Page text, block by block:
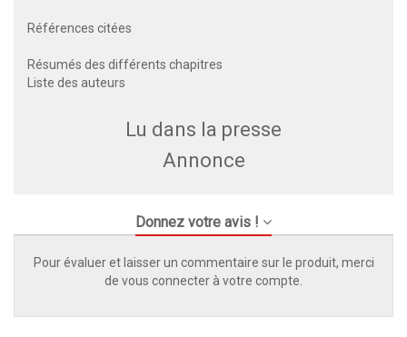
Références citées
Résumés des différents chapitres
Liste des auteurs
Lu dans la presse
Annonce
Donnez votre avis !
Pour évaluer et laisser un commentaire sur le produit, merci
de vous connecter à votre compte.